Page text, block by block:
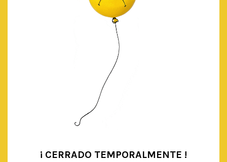
¡ CERRADO TEMPORALMENTE !